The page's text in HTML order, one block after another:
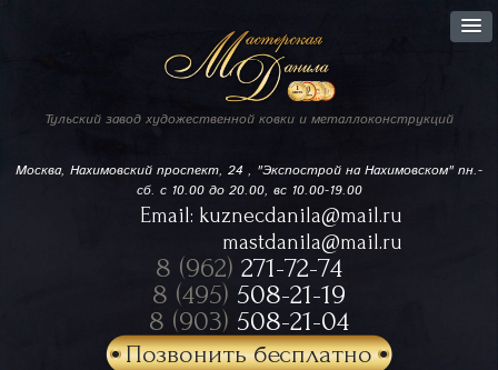
Тульский завод художественной ковки и металлоконструкций
Москва, Нахимовский проспект, 24 , "Экспострой на Нахимовском"пн.-
сб. с 10.00 до 20.00, вс 10.00-19.00
Email: kuznecdanila@mail.ru
mastdanila@mail.ru
8 (962) 271-72-74
8 (495) 508-21-19
8 (903) 508-21-04
Позвонить бесплатно